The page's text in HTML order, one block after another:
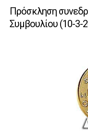
Πρόσκληση
Συμβουλίου (10-3-